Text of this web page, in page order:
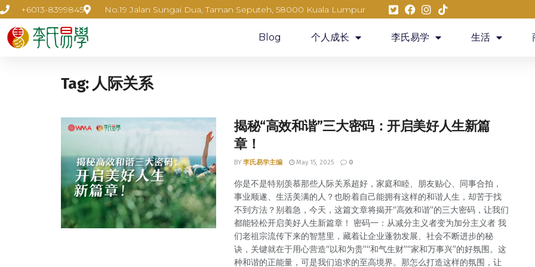
+6013-8399845 No.19 Jalan Sungai Dua, Taman Seputeh, 58000 Kuala Lumpur
Blog 个人成长 李氏易学 生活
Tag: 人际关系
揭秘“高效和谐”三大密码：开启美好人生新篇
章！
BY 李氏易学主编 May 15, 2025 0
你是不是特别羡慕那些人际关系超好，家庭和睦、朋友贴心、同事合拍，
事业顺遂、生活美满的人？也盼着自己能拥有这样的和谐人生，却苦于找
不到方法？别着急，今天，这篇文章将揭开“高效和谐”的三大密码，让我们
都能轻松开启美好人生新篇章！ 密码一：从减分主义者变为加分主义者 我
们老祖宗流传下来的智慧里，藏着让企业蓬勃发展、社会不断进步的秘
诀，关键就在于用心营造“以和为贵”“和气生财”“家和万事兴”的好氛围。这
种和谐的正能量，可是我们追求的至高境界。那怎么打造这样的氛围，让